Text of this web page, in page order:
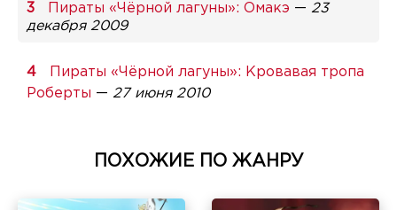
Пираты «Чёрной лагуны»: Омакэ — 23
декабря 2009
Пираты «Чёрной лагуны»: Кровавая тропа
Роберты — 27 июня 2010
ПОХОЖИЕ ПО ЖАНРУ